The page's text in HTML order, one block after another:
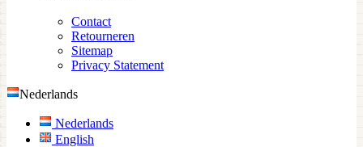
Contact
Retourneren
Sitemap
Privacy Statement
Nederlands
Nederlands
English